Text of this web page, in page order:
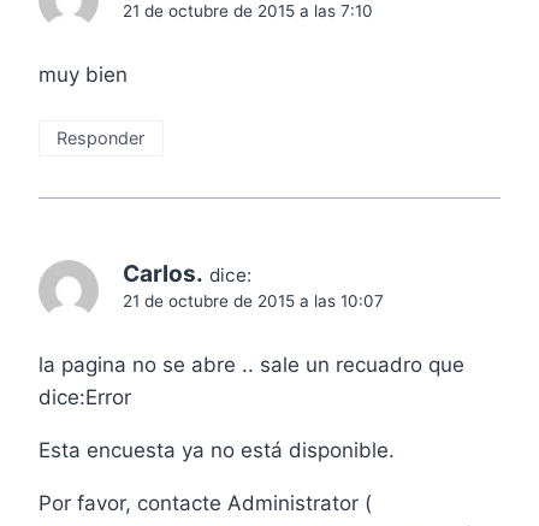
21 de octubre de 2015 a las 7:10
muy bien
Responder
Carlos. dice:
21 de octubre de 2015 a las 10:07
la pagina no se abre .. sale un recuadro que
dice:Error
Esta encuesta ya no está disponible.
Por favor, contacte Administrator (